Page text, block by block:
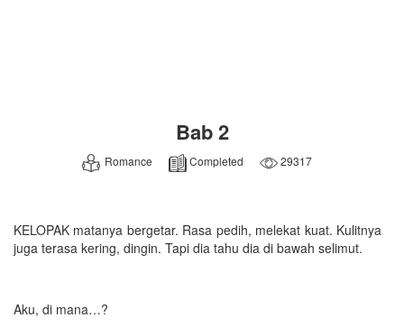
Bab 2
Romance Completed 29317
KELOPAK matanya bergetar. Rasa pedih, melekat kuat. Kulitnya
juga terasa kering, dingin. Tapi dia tahu dia di bawah selimut.
Aku, di mana…?